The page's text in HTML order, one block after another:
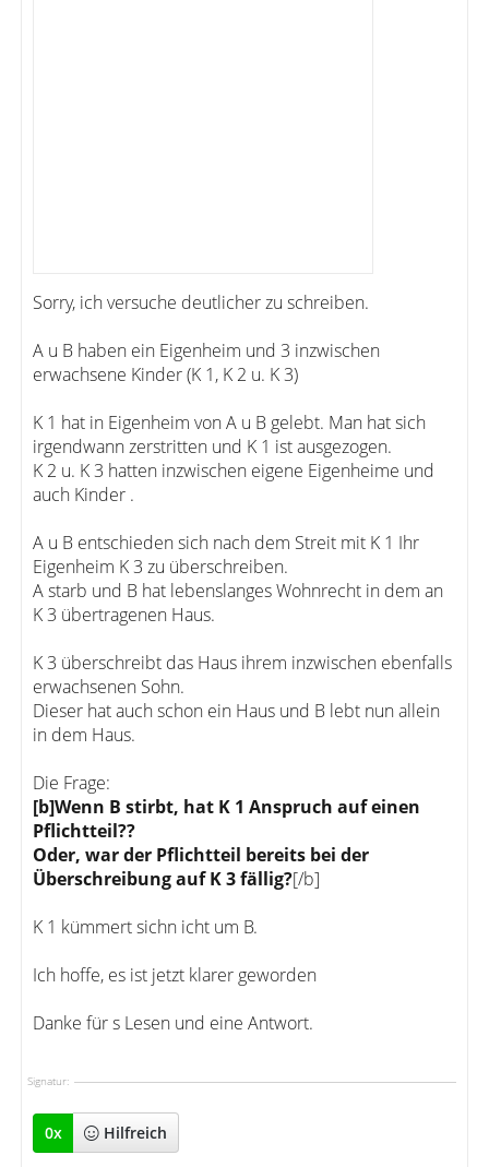
Sorry, ich versuche deutlicher zu schreiben.
A u B haben ein Eigenheim und 3 inzwischen
erwachsene Kinder (K 1, K 2 u. K 3)
K 1 hat in Eigenheim von A u B gelebt. Man hat sich
irgendwann zerstritten und K 1 ist ausgezogen.
K 2 u. K 3 hatten inzwischen eigene Eigenheime und
auch Kinder .
A u B entschieden sich nach dem Streit mit K 1 Ihr
Eigenheim K 3 zu überschreiben.
A starb und B hat lebenslanges Wohnrecht in dem an
K 3 übertragenen Haus.
K 3 überschreibt das Haus ihrem inzwischen ebenfalls
erwachsenen Sohn.
Dieser hat auch schon ein Haus und B lebt nun allein
in dem Haus.
Die Frage:
[b]Wenn B stirbt, hat K 1 Anspruch auf einen
Pflichtteil??
Oder, war der Pflichtteil bereits bei der
Überschreibung auf K 3 fällig?[/b]
K 1 kümmert sichn icht um B.
Ich hoffe, es ist jetzt klarer geworden
Danke für s Lesen und eine Antwort.
Signatur:
0x Hilfreich